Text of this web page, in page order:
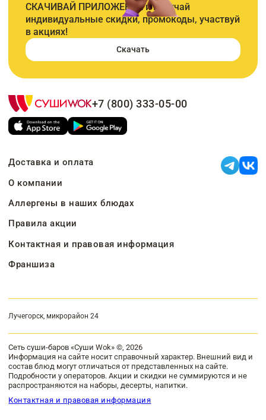
СКАЧИВАЙ ПРИЛОЖЕНИЕ и получай
индивидуальные скидки, промокоды, участвуй
в акциях!
Скачать
+7 (800) 333-05-00
Доставка и оплата
О компании
Аллергены в наших блюдах
Правила акции
Контактная и правовая информация
Франшиза
Лучегорск, микрорайон 24
Сеть суши-баров «Суши Wok» ©, 2026
Информация на сайте носит справочный характер. Внешний вид и
состав блюд могут отличаться от представленных на сайте.
Подробности у операторов. Акции и скидки не суммируются и не
распространяются на наборы, десерты, напитки.
Контактная и правовая информация